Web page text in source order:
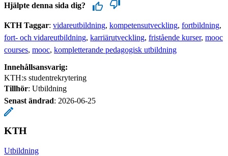
Hjälpte denna sida dig?
KTH Taggar: vidareutbildning kompetensutveckling fortbildning
fort- och vidareutbildning karriärutveckling fristående kurser mooc
courses mooc kompletterande pedagogisk utbildning
Innehållsansvarig:
KTH:s studentrekrytering
Tillhör: Utbildning
Senast ändrad: 2026-06-25
KTH
Utbildning